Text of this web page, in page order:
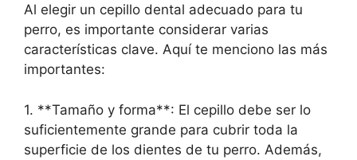
Al elegir un cepillo dental adecuado para tu
perro, es importante considerar varias
características clave. Aquí te menciono las más
importantes:
1. **Tamaño y forma**: El cepillo debe ser lo
suficientemente grande para cubrir toda la
superficie de los dientes de tu perro. Además,